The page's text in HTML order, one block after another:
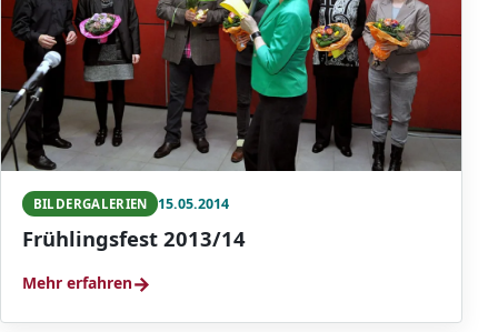
BILDERGALERIEN 15.05.2014
Frühlingsfest 2013/14
Mehr erfahren→